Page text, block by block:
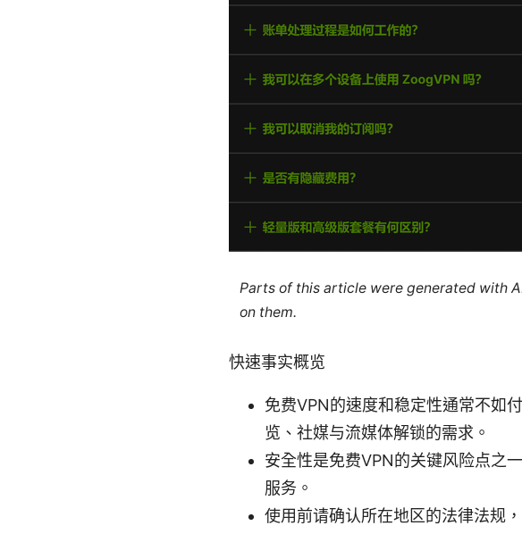
Parts of this article were generated with
on them.
快速事实概览
免费VPN的速度和稳定性通常不如
览、社媒与流媒体解锁的需求。
安全性是免费VPN的关键风险点之
服务。
使用前请确认所在地区的法律法规